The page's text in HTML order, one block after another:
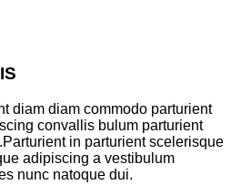
diam diam commodo parturient
convallis bulum parturient
in parturient scelerisque
adipiscing a vestibulum
nunc natoque dui.